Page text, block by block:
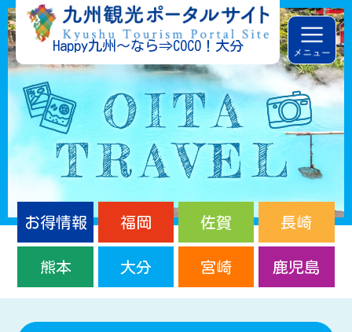
Happy九州～なら⇒COCO！大分
お得情報 福岡 佐賀 長崎
熊本 大分 宮崎 鹿児島